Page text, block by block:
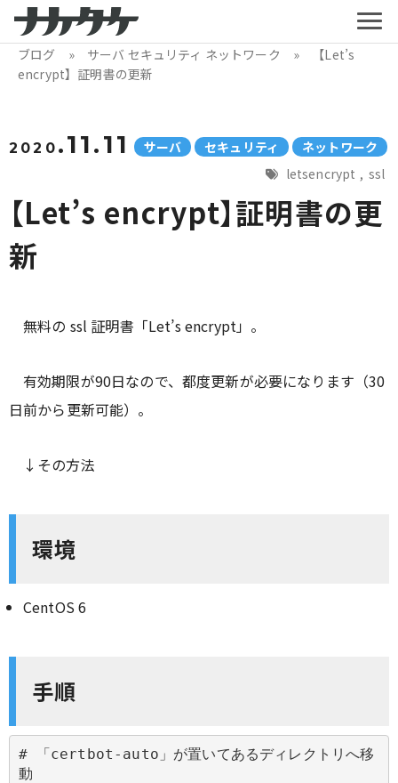
ブログ » サーバ セキュリティ ネットワーク » 【Let’s
encrypt】証明書の更新
2020 .11.11 サーバ セキュリティ
ネットワーク
letsencrypt , ssl
【Let’s encrypt】証明書の更
新
無料の ssl 証明書「Let’s encrypt」。
有効期限が90日なので、都度更新が必要になります（30
日前から更新可能）。
↓その方法
環境
CentOS 6
手順
# 「certbot-auto」が置いてあるディレクトリへ移
動